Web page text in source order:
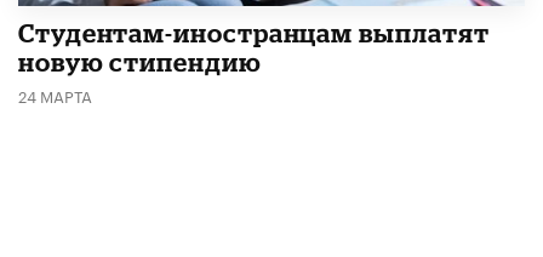
Студентам-иностранцам выплатят
новую стипендию
24 МАРТА